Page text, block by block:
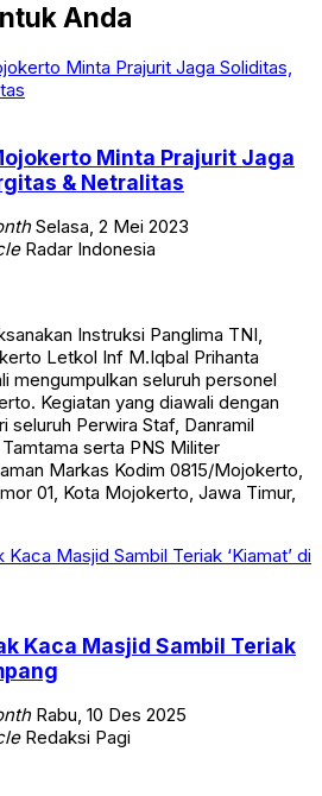
Anda
Minta Prajurit Jaga
& Netralitas
Selasa, 2 Mei 2023
Radar Indonesia
Instruksi Panglima TNI,
Letkol Inf M.Iqbal Prihanta
mengumpulkan seluruh personel
Kegiatan yang diawali dengan
seluruh Perwira Staf, Danramil
serta PNS Militer
Markas Kodim 0815/Mojokerto,
01, Kota Mojokerto, Jawa Timur,
Kaca Masjid Sambil Teriak
Rabu, 10 Des 2025
Redaksi Pagi